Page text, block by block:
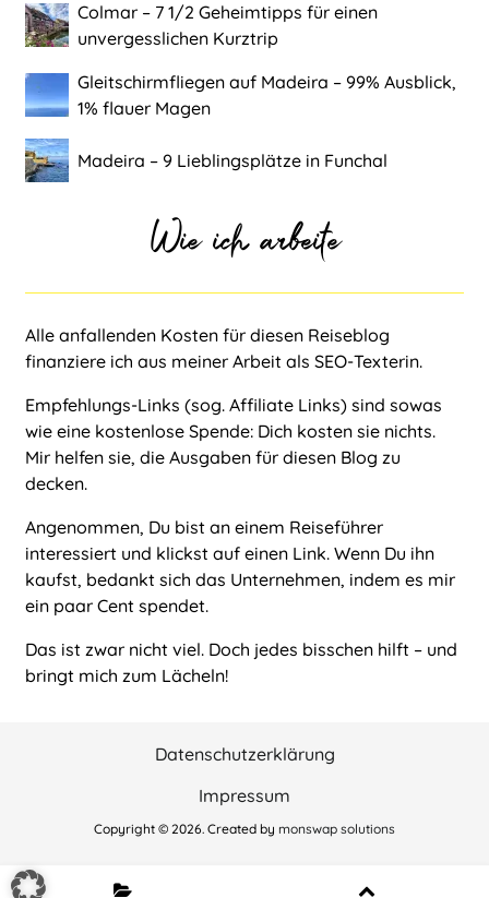
Colmar ‒ 7 1/2 Geheimtipps für einen
unvergesslichen Kurztrip
Gleitschirmfliegen auf Madeira ‒ 99% Ausblick,
1% flauer Magen
Madeira ‒ 9 Lieblingsplätze in Funchal
Wie ich arbeite
Alle anfallenden Kosten für diesen Reiseblog
finanziere ich aus meiner Arbeit als SEO-Texterin.
Empfehlungs-Links (sog. Affiliate Links) sind sowas
wie eine kostenlose Spende: Dich kosten sie nichts.
Mir helfen sie, die Ausgaben für diesen Blog zu
decken.
Angenommen, Du bist an einem Reiseführer
interessiert und klickst auf einen Link. Wenn Du ihn
kaufst, bedankt sich das Unternehmen, indem es mir
ein paar Cent spendet.
Das ist zwar nicht viel. Doch jedes bisschen hilft – und
bringt mich zum Lächeln!
Datenschutzerklärung
Impressum
Copyright © 2026. Created by monswap solutions
In diesem Artikel: